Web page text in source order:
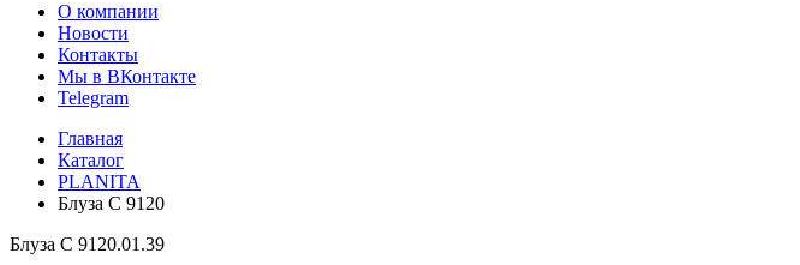
О компании
Новости
Контакты
Мы в ВКонтакте
Telegram
Главная
Каталог
PLANITA
Блуза С 9120
Блуза С 9120.01.39